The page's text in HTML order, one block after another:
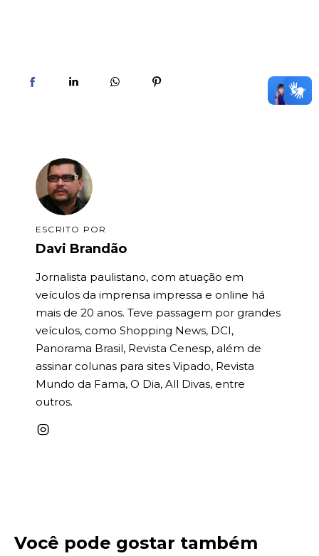
ESCRITO POR
Davi Brandão
Jornalista paulistano, com atuação em
veículos da imprensa impressa e online há
mais de 20 anos. Teve passagem por grandes
veículos, como Shopping News, DCI,
Panorama Brasil, Revista Cenesp, além de
assinar colunas para sites Vipado, Revista
Mundo da Fama, O Dia, All Divas, entre
outros.
Você pode gostar também